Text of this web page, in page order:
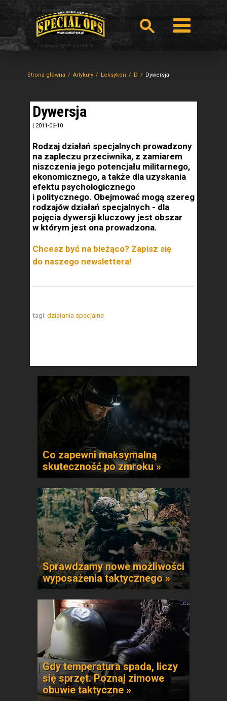
Strona główna Artykuły Leksykon D Dywersja
Dywersja
| 2011-06-10
Rodzaj działań specjalnych prowadzony
na zapleczu przeciwnika, z zamiarem
niszczenia jego potencjału militarnego,
ekonomicznego, a także dla uzyskania
efektu psychologicznego
i politycznego. Obejmować mogą szereg
rodzajów działań specjalnych - dla
pojęcia dywersji kluczowy jest obszar
w którym jest ona prowadzona.
Chcesz być na bieżąco? Zapisz się
do naszego newslettera!
tagi: działania specjalne
Co zapewni maksymalną
skuteczność po zmroku »
Sprawdzamy nowe możliwości
wyposażenia taktycznego »
Gdy temperatura spada, liczy
się sprzęt. Poznaj zimowe
obuwie taktyczne »